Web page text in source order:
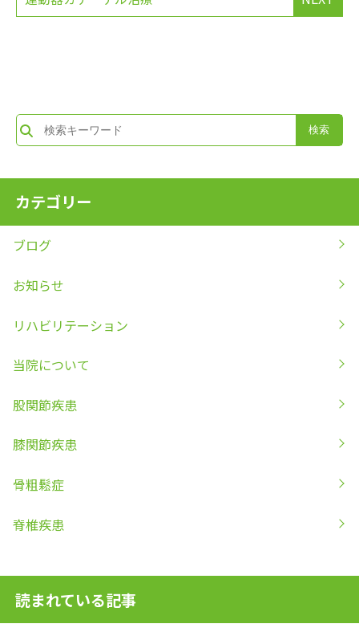
カテゴリー
ブログ
お知らせ
リハビリテーション
当院について
股関節疾患
膝関節疾患
骨粗鬆症
脊椎疾患
読まれている記事